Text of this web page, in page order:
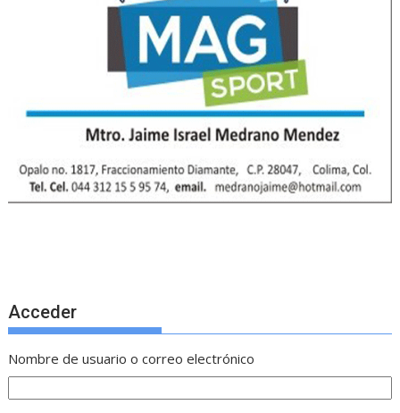
Acceder
Nombre de usuario o correo electrónico